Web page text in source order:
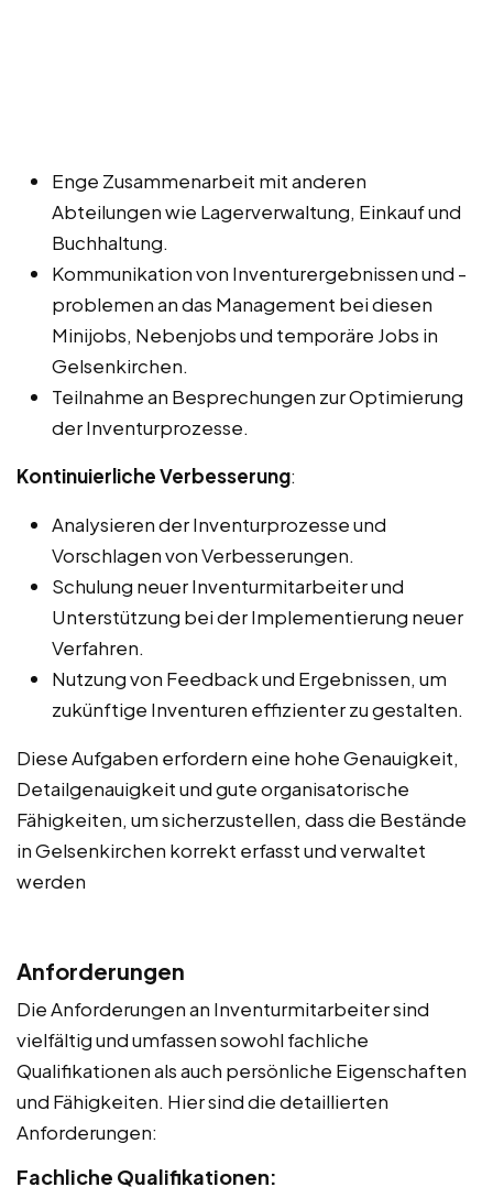
Enge Zusammenarbeit mit anderen
Abteilungen wie Lagerverwaltung, Einkauf und
Buchhaltung.
Kommunikation von Inventurergebnissen und -
problemen an das Management bei diesen
Minijobs, Nebenjobs und temporäre Jobs in
Gelsenkirchen.
Teilnahme an Besprechungen zur Optimierung
der Inventurprozesse.
Kontinuierliche Verbesserung:
Analysieren der Inventurprozesse und
Vorschlagen von Verbesserungen.
Schulung neuer Inventurmitarbeiter und
Unterstützung bei der Implementierung neuer
Verfahren.
Nutzung von Feedback und Ergebnissen, um
zukünftige Inventuren effizienter zu gestalten.
Diese Aufgaben erfordern eine hohe Genauigkeit,
Detailgenauigkeit und gute organisatorische
Fähigkeiten, um sicherzustellen, dass die Bestände
in Gelsenkirchen korrekt erfasst und verwaltet
werden
Anforderungen
Die Anforderungen an Inventurmitarbeiter sind
vielfältig und umfassen sowohl fachliche
Qualifikationen als auch persönliche Eigenschaften
und Fähigkeiten. Hier sind die detaillierten
Anforderungen:
Fachliche Qualifikationen: